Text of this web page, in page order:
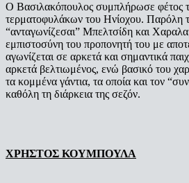
Ο Βασιλακόπουλος συμπλήρωσε φέτος
τερματοφυλάκων του Ηνίοχου. Παρόλη
“ανταγωνίζεσαι” Μπελτσίδη και
εμπιστοσύνη του προπονητή του με
αγωνίζεται σε αρκετά και σημαντικά
αρκετά βελτιωμένος, ενώ βασικό του
τα κομμένα γάντια, τα οποία και τον
καθόλη τη διάρκεια της σεζόν.
ΧΡΗΣΤΟΣ ΚΟΥΜΠΟΥΛΑ